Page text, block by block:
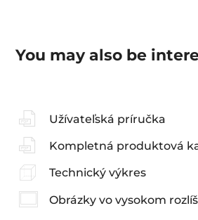
You may also be
Užívateľská príručka
Kompletná produktová
Technický výkres
Obrázky vo vysokom